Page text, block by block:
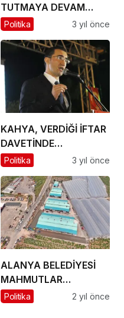
TUTMAYA DEVAM
EDİYOR.
Politika 3 yıl önce
KAHYA, VERDİĞİ İFTAR
DAVETİNDE
KUCAKLADI
Politika 3 yıl önce
ALANYA BELEDİYESİ
MAHMUTLAR
SANAYİSİ’NE SSB
Politika 2 yıl önce